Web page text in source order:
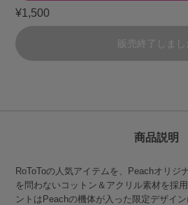
¥1,500
販売終了しまし
商品説明
RoToToの人気アイテムを、Peachオリジ
を問わないコットン＆アクリル素材を採
ントはPeachの機体が入った限定デザイン